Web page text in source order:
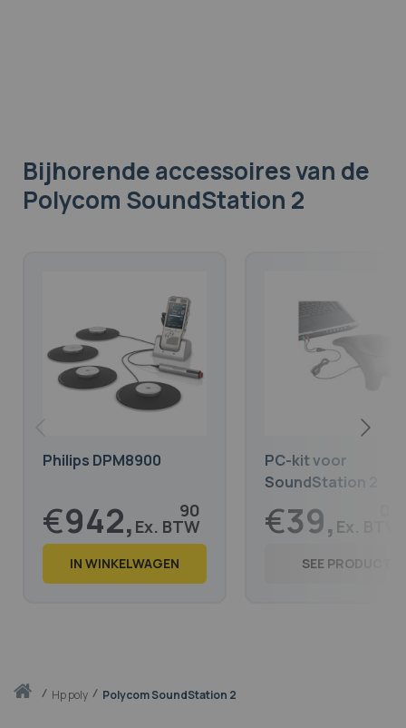
Thuishp poly Polycom SoundStation 2
Bijhorende accessoiresvan de
Polycom SoundStation 2
Philips DPM8900
€942, 90
€ 1.140,
IN WINKELWAGEN
PC-kit voor
SoundStation 2
€39,
SEE PRODUCT